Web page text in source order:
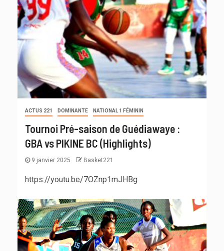
ACTUS 221 DOMINANTE NATIONAL 1 FÉMININ
Tournoi Pré-saison de Guédiawaye :
GBA vs PIKINE BC (Highlights)
9 janvier 2025 Basket221
https://youtu.be/7OZnp1mJHBg